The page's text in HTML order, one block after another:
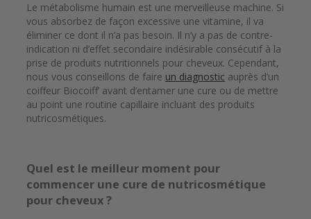
Le métabolisme humain est une merveilleuse machine. Si
vous absorbez de façon excessive une vitamine, il va
éliminer ce dont il n’a pas besoin. Il n’y a pas de contre-
indication ni d’effet secondaire indésirable consécutif à la
prise de produits nutritionnels pour cheveux. Cependant,
nous vous conseillons de faire un diagnostic auprès d’un
coiffeur Biocoiff’ avant d’entamer une cure ou de mettre
au point une routine capillaire incluant des produits
nutricosmétiques.
Quel est le meilleur moment pour
commencer une cure de nutricosmétique
pour cheveux ?